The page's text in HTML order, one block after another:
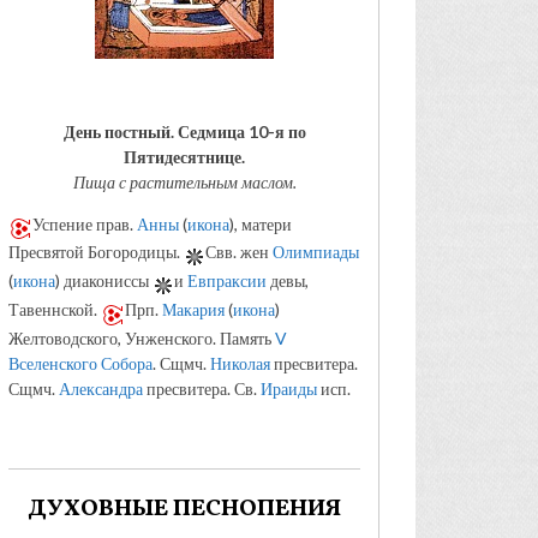
День постный.Седмица 10-я по
Пятидесятнице.
Пища с растительным маслом.
Успение прав. Анны(икона), матери
Пресвятой Богородицы.
Свв. жен Олимпиады
(икона) диакониссы и Евпраксии девы,
Тавеннской.
Прп.Макария(икона)
Желтоводского, Унженского. ПамятьV
Вселенского Собора. Сщмч.Николаяпресвитера.
Сщмч. Александрапресвитера. Св.Ираидыисп.
ДУХОВНЫЕ ПЕСНОПЕНИЯ